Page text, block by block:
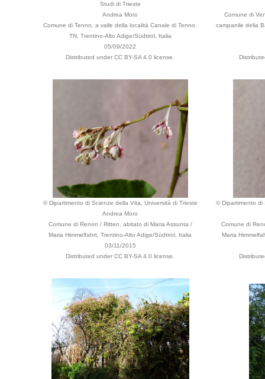
Studi di Trieste
Andrea Moro
Comune di Tenno, a valle della località Canale di Tenno,
TN, Trentino-Alto Adige/Südtirol, Italia
05/09/2022
Distributed under CC BY-SA 4.0 license.
Comune di
campanile della
© Dipartimento di Scienze della Vita, Università di Trieste
Andrea Moro
Comune di Renon / Ritten, abitato di Maria Assunta /
Maria Himmelfahrt, Trentino-Alto Adige/Südtirol, Italia
03/11/2015
Distributed under CC BY-SA 4.0 license.
© Dipartimento di
Comune di
Maria